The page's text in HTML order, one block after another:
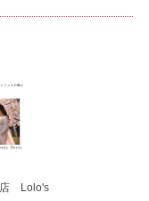
店 Lolo's